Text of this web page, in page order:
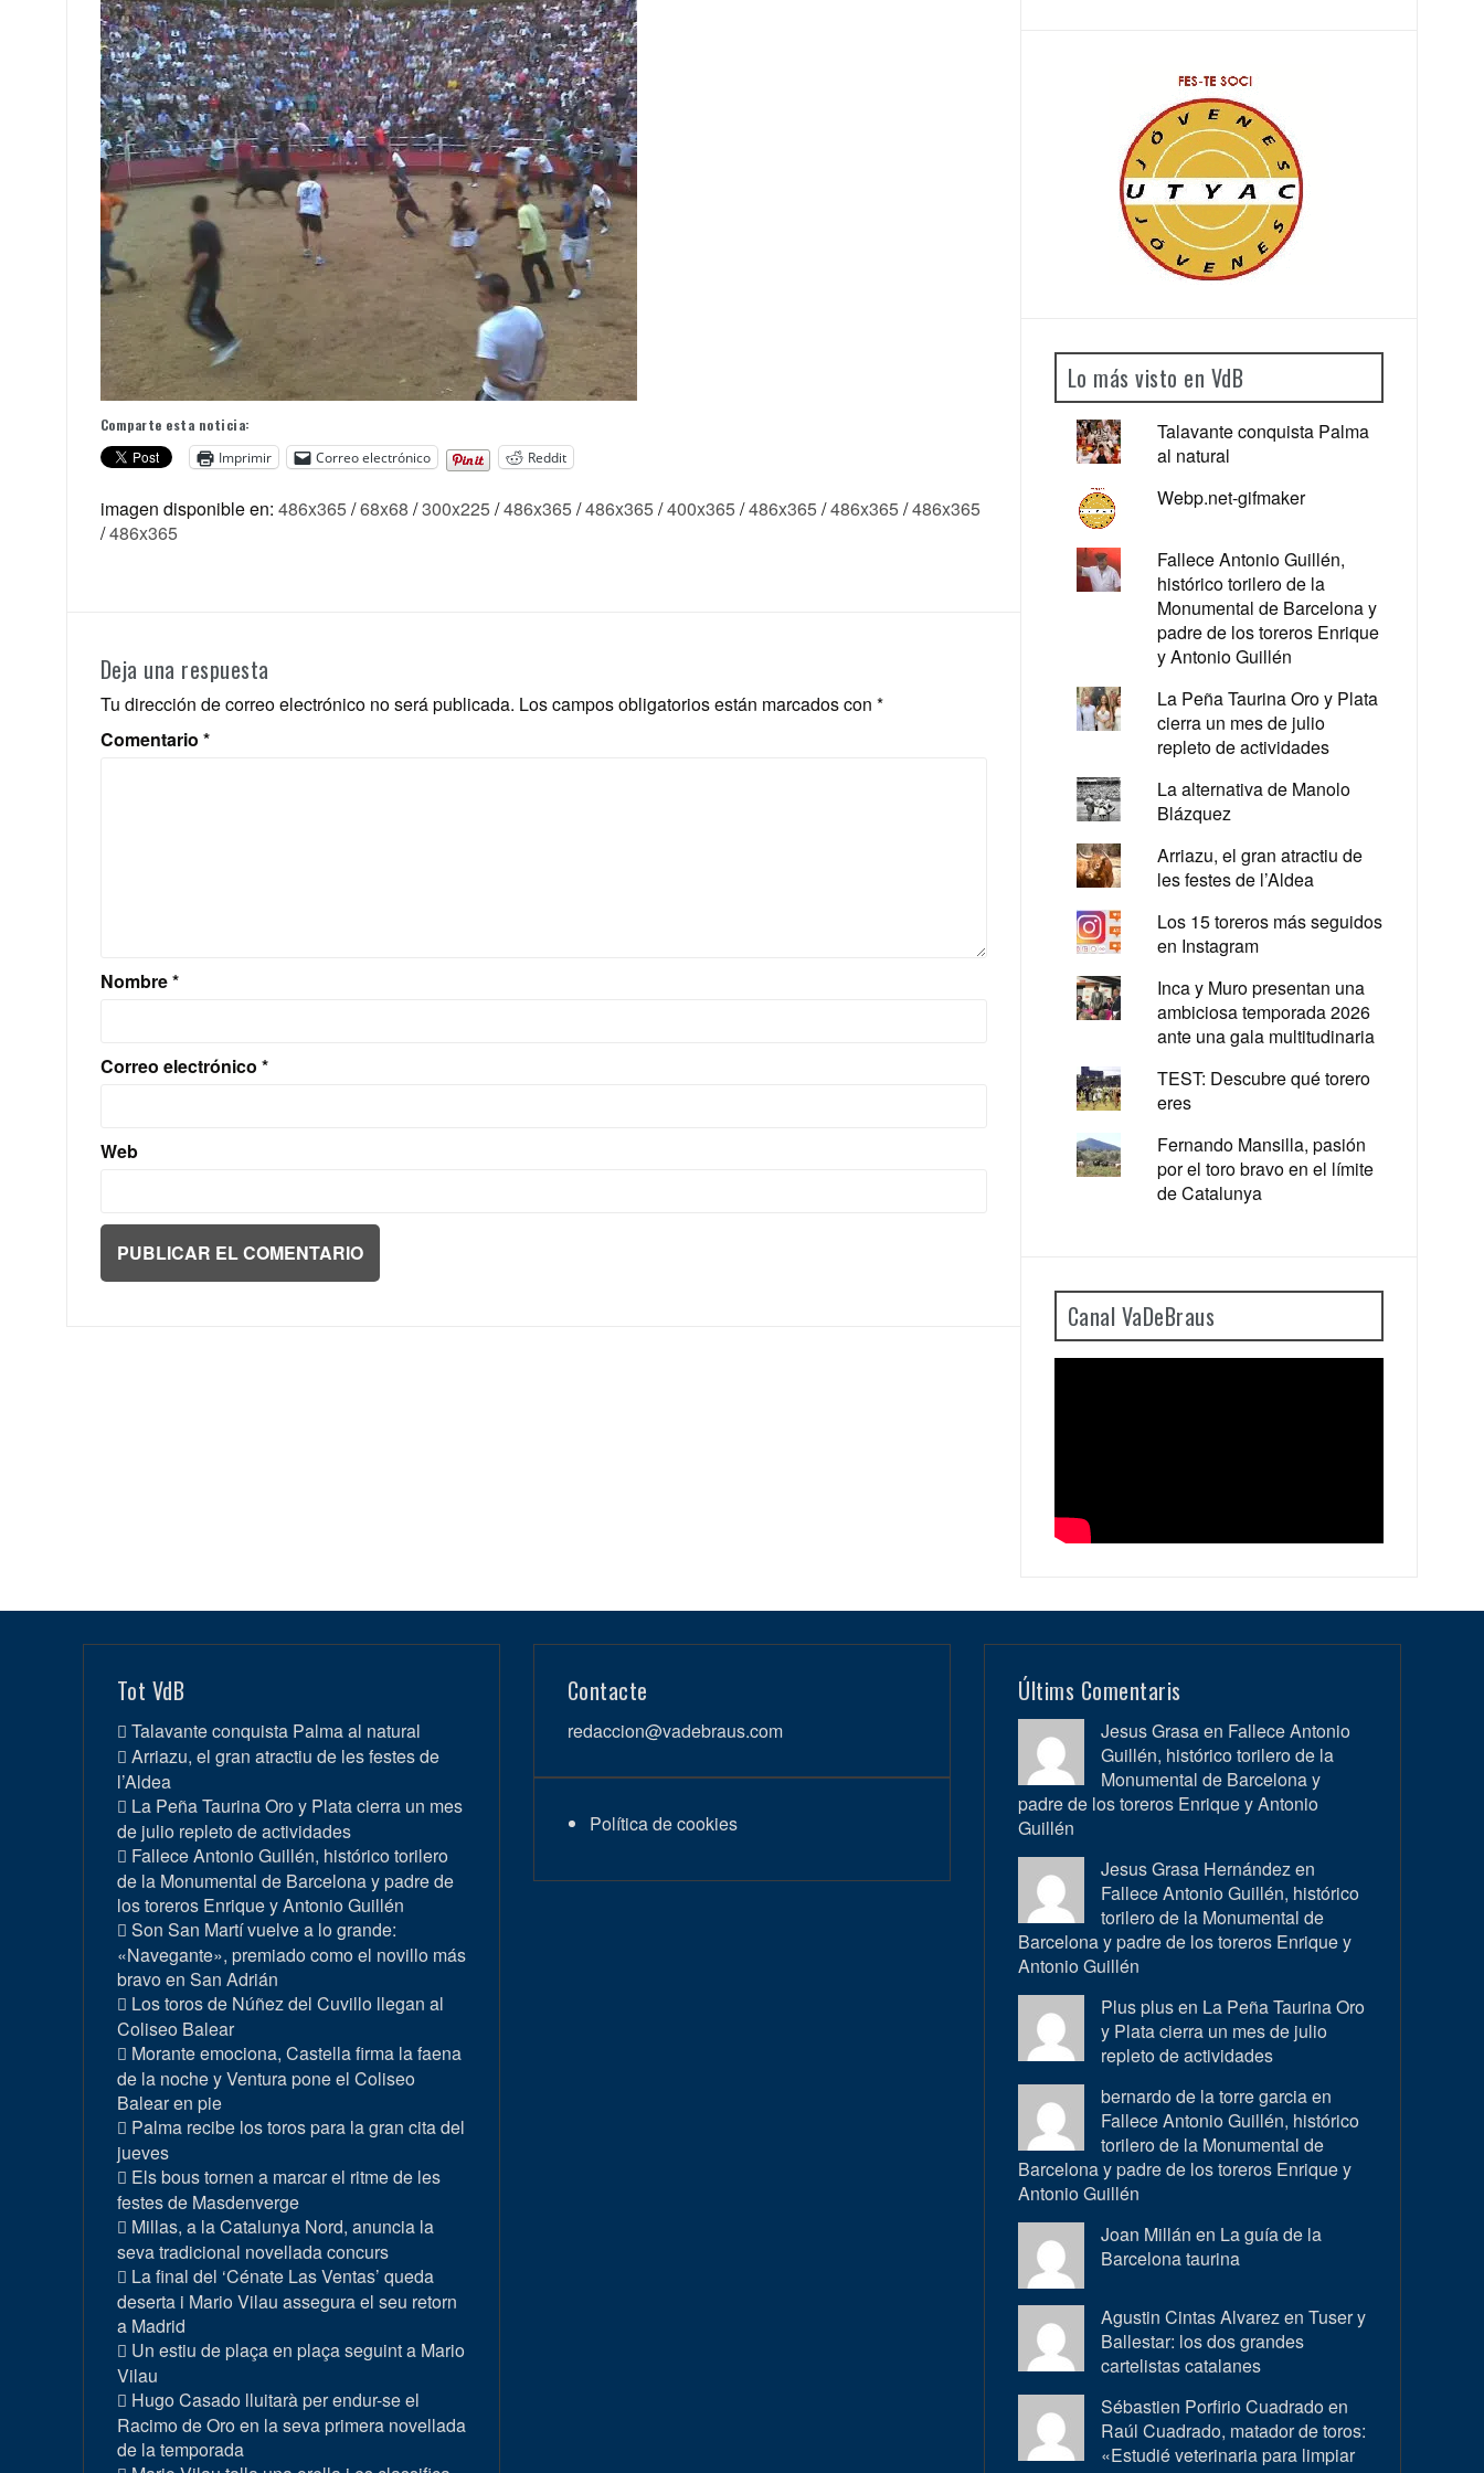
Comparte esta noticia:
Imprimir
Correo electrónico Reddit
imagen disponible en: 486x365/68x68 /300x225/486x365/486x365/400x365/486x365/486x365/486x365
/486x365
Deja una respuesta
Tu dirección de correo electrónico no será publicada. Los campos obligatorios están marcados con *
Comentario *
Nombre*
Correo electrónico *
Web
Lo más visto en VdB
Talavante conquista Palma
al natural
Webp.net-gifmaker
Fallece Antonio Guillén,
histórico torilero de la
Monumental de Barcelona y
padre de los toreros Enrique
y Antonio Guillén
La Peña Taurina Oro y Plata
cierra un mes de julio
repleto de actividades
La alternativa de Manolo
Blázquez
Arriazu, el gran atractiu de
les festes de l’Aldea
Los 15 toreros más seguidos
en Instagram
Inca y Muro presentan una
ambiciosa temporada 2026
ante una gala multitudinaria
TEST: Descubre qué torero
eres
Fernando Mansilla, pasión
por el toro bravo en el límite
de Catalunya
Canal VaDeBraus
Tot VdB
Talavante conquista Palma al natural
Arriazu, el gran atractiu de les festes de
l’Aldea
La Peña Taurina Oro y Plata cierra un mes
de julio repleto de actividades
Fallece Antonio Guillén, histórico torilero
de la Monumental de Barcelona y padre de
los toreros Enrique y Antonio Guillén
Son San Martí vuelve a lo grande:
«Navegante», premiado como el novillo más
bravo en San Adrián
Los toros de Núñez del Cuvillo llegan al
Coliseo Balear
Morante emociona, Castella firma la faena
de la noche y Ventura pone el Coliseo
Balear en pie
Palma recibe los toros para la gran cita del
jueves
Els bous tornen a marcar el ritme de les
festes de Masdenverge
Millas, a la Catalunya Nord, anuncia la
seva tradicional novellada concurs
La final del ‘Cénate Las Ventas’ queda
deserta i Mario Vilau assegura el seu retorn
a Madrid
Un estiu de plaça en plaça seguint a Mario
Vilau
Hugo Casado lluitarà per endur-se el
Racimo de Oro en la seva primera novellada
de la temporada
Contacte
redaccion@vadebraus.com
Política de cookies
Últims Comentaris
Jesus Grasa en Fallece Antonio
Guillén, histórico torilero de la
Monumental de Barcelona y
padre de los toreros Enrique y Antonio
Guillén
Jesus Grasa Hernández en
Fallece Antonio Guillén, histórico
torilero de la Monumental de
Barcelona y padre de los toreros Enrique y
Antonio Guillén
Plus plus en La Peña Taurina Oro
y Plata cierra un mes de julio
repleto de actividades
bernardo de la torre garcia en
Fallece Antonio Guillén, histórico
torilero de la Monumental de
Barcelona y padre de los toreros Enrique y
Antonio Guillén
Joan Millán en La guía de la
Barcelona taurina
Agustin Cintas Alvarez enTuser y
Ballestar: los dos grandes
cartelistas catalanes
Sébastien Porfirio Cuadrado en
Raúl Cuadrado, matador de toros:
«Estudié veterinaria para limpiar